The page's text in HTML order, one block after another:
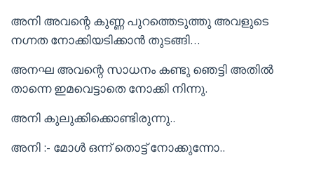
അനി അവന്റെ കുണ്ണ പുറത്തെടുത്തു അവളുടെ
നഗ്നത നോക്കിയടിക്കാൻ തുടങ്ങി…
അനഘ അവന്റെ സാധനം കണ്ടു ഞെട്ടി അതിൽ
താന്നെ ഇമവെട്ടാതെ നോക്കി നിന്നു.
അനി കുലുക്കിക്കൊണ്ടിരുന്നു..
അനി :- മോൾ ഒന്ന് തൊട്ട് നോക്കുന്നോ..